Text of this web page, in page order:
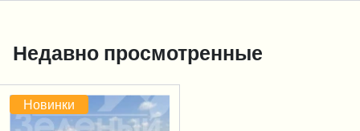
Недавно просмотренные
Новинки